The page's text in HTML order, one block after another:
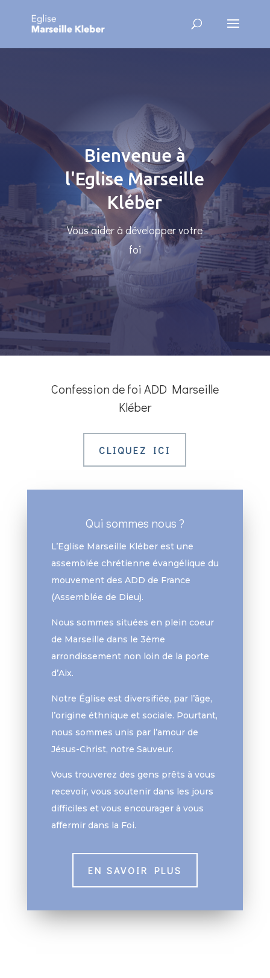
Bienvenue à
l'Eglise Marseille
Kléber
Vous aider à développer votre
foi
Confession de foi ADD Marseille
Kléber
CLIQUEZ ICI
Qui sommes nous ?
L’Eglise Marseille Kléber est une
assemblée chrétienne évangélique du
mouvement des ADD de France
(Assemblée de Dieu).
Nous sommes situées en plein coeur
de Marseille dans le 3ème
arrondissement non loin de la porte
d’Aix.
Notre Église est diversifiée, par l’âge,
l’origine éthnique et sociale. Pourtant,
nous sommes unis par l’amour de
Jésus-Christ, notre Sauveur.
Vous trouverez des gens prêts à vous
recevoir, vous soutenir dans les jours
difficiles et vous encourager à vous
affermir dans la Foi.
EN SAVOIR PLUS